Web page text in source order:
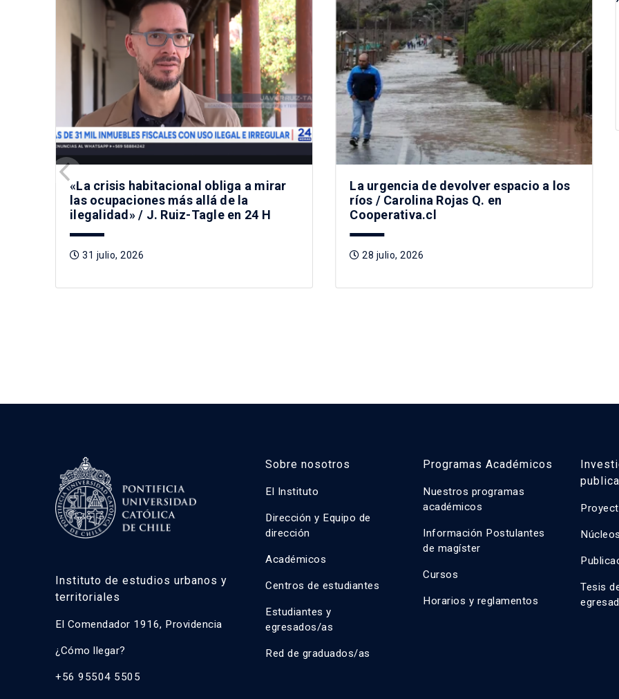
«La crisis habitacional obliga a mirar
las ocupaciones más allá de la
ilegalidad» / J. Ruiz-Tagle en 24 H
31 julio, 2026
La urgencia de devolver espacio a los
ríos / Carolina Rojas Q. en
Cooperativa.cl
28 julio, 2026
Instituto de estudios urbanos y
territoriales
El Comendador 1916, Providencia
¿Cómo llegar?
+56 95504 5505
Sobre nosotros
El Instituto
Dirección y Equipo de
dirección
Académicos
Centros de estudiantes
Estudiantes y
egresados/as
Red de graduados/as
Programas Académicos
Nuestros programas
académicos
Información Postulantes
de magíster
Cursos
Horarios y reglamentos
Tesis